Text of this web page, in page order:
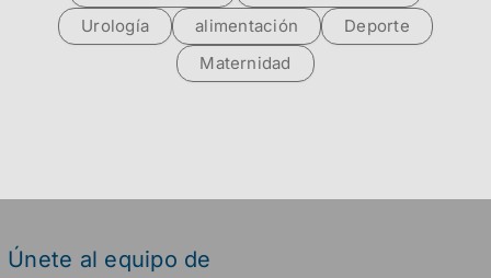
Urología
alimentación
Deporte
Maternidad
Únete al equipo de